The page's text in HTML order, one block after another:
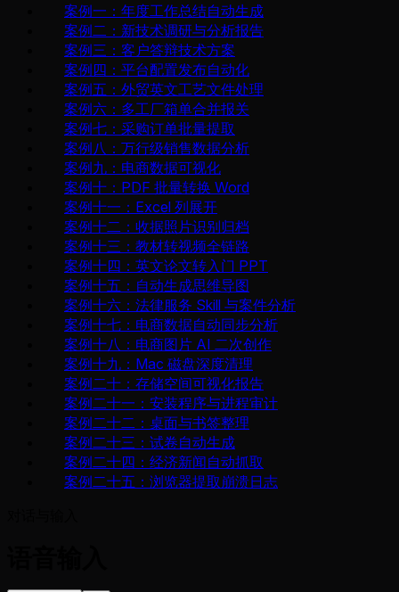
案例一：年度工作总结自动生成
案例二：新技术调研与分析报告
案例三：客户答辩技术方案
案例四：平台配置发布自动化
案例五：外贸英文工艺文件处理
案例六：多工厂箱单合并报关
案例七：采购订单批量提取
案例八：万行级销售数据分析
案例九：电商数据可视化
案例十：PDF 批量转换 Word
案例十一：Excel 列展开
案例十二：收据照片识别归档
案例十三：教材转视频全链路
案例十四：英文论文转入门 PPT
案例十五：自动生成思维导图
案例十六：法律服务 Skill 与案件分析
案例十七：电商数据自动同步分析
案例十八：电商图片 AI 二次创作
案例十九：Mac 磁盘深度清理
案例二十：存储空间可视化报告
案例二十一：安装程序与进程审计
案例二十二：桌面与书签整理
案例二十三：试卷自动生成
案例二十四：经济新闻自动抓取
案例二十五：浏览器提取崩溃日志